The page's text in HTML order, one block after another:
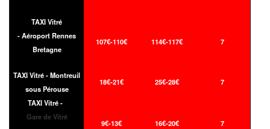
TAXI Vitré
- Aéroport Rennes
Bretagne
107€-110€ 114€-117€ 7
TAXI Vitré - Montreuil
sous Pérouse
18€-21€ 25€-28€ 7
TAXI Vitré -
Gare de Vitré
9€-13€ 16€-20€ 7